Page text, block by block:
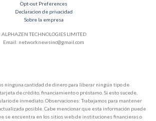
Opt-out Preferences
Declaracion de privacidad
Sobre la empresa
ALPHAZEN TECHNOLOGIES LIMITED
Email: networknewsinc@gmail.com
ninguna cantidad de dinero para liberar ningún tipo de
de crédito, financiamiento o préstamo. Si esto sucede,
de inmediato. Observaciones: Trabajamos para mantener
posible. Cabe mencionar que esta información puede
se encuentra en los sitios web de instituciones financieras o